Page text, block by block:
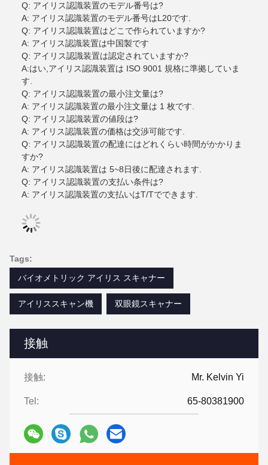
接触
接触: Mr. Kelvin Yi
Tel: 65-80381900
Q: アイリス認識装置のモデル番号は?
A: アイリス認識装置のモデル番号はL20です.
Q: アイリス認識装置はどこで作られていますか?
A: アイリス認識装置は中国製です
Q: アイリス認識装置は認定されていますか?
A:はい,アイリス認識装置は ISO 9001 規格に準拠していま
す.
Q: アイリス認識装置の最小注文量は?
A: アイリス認識装置の最小注文量は 1 枚です.
Q: アイリス認識装置の値段は?
A: アイリス認識装置の価格は交渉可能です.
Q: アイリス認識装置の配達にはどれくらい時間がかかりま
すか?
A: アイリス認識装置は 5~8日後に配達されます.
Q: アイリス認識装置の支払い条件は?
A: アイリス認識装置の支払いはT/Tでできます.
Tags:
バイオメトリック アイリス スキャナー
アイリススキャン機 双眼鏡スキャナー